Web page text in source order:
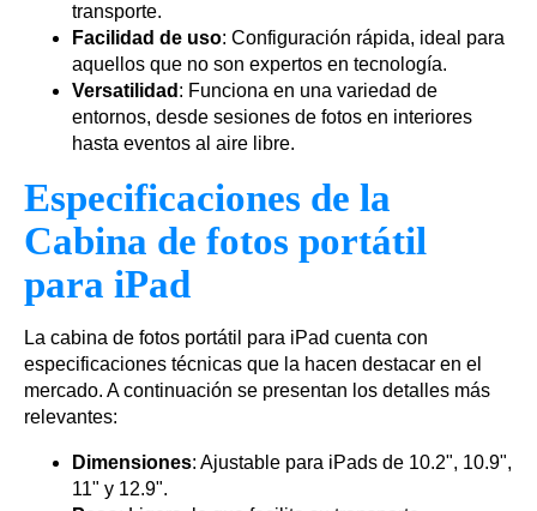
transporte.
Facilidad de uso: Configuración rápida, ideal para
aquellos que no son expertos en tecnología.
Versatilidad : Funciona en una variedad de
entornos, desde sesiones de fotos en interiores
hasta eventos al aire libre.
Especificaciones de la
Cabina de fotos portátil
para iPad
La cabina de fotos portátil para iPad cuenta con
especificaciones técnicas que la hacen destacar en el
mercado. A continuación se presentan los detalles más
relevantes:
Dimensiones: Ajustable para iPads de 10.2", 10.9",
11" y 12.9".